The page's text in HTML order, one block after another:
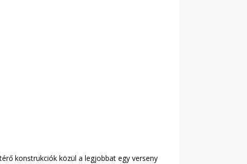
konstrukciók közül a legjobbat egy verseny